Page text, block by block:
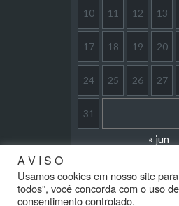
10 11 12 13
17 18 19 20
24 25 26 27
31
« jun
2020 - Café Político -
A V I S O
Usamos cookies em nosso site
todos”, você concorda com o uso
consentimento controlado.